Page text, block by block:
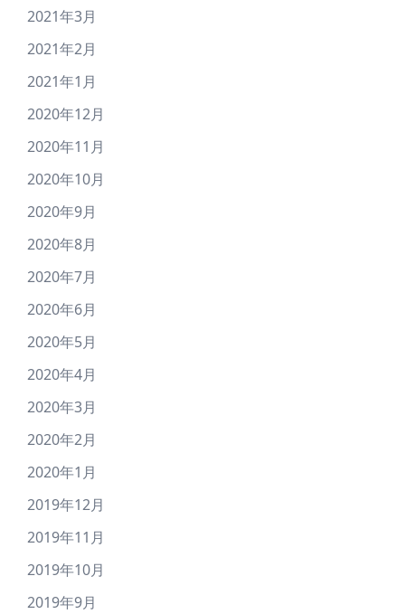
2021年3月
2021年2月
2021年1月
2020年12月
2020年11月
2020年10月
2020年9月
2020年8月
2020年7月
2020年6月
2020年5月
2020年4月
2020年3月
2020年2月
2020年1月
2019年12月
2019年11月
2019年10月
2019年9月